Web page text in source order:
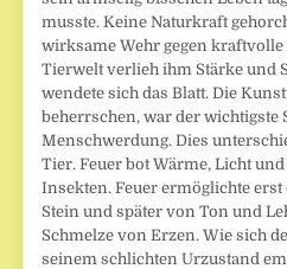
musste. Keine Naturkraft
wirksame Wehr gegen
Tierwelt verlieh ihm Stärke und
wendete sich das Blatt. Die
beherrschen, war der wichtigste
Menschwerdung. Dies
Tier. Feuer bot Wärme, Licht
Insekten. Feuer ermöglichte
Stein und später von Ton und
Schmelze von Erzen. Wie sich
seinem schlichten Urzustand